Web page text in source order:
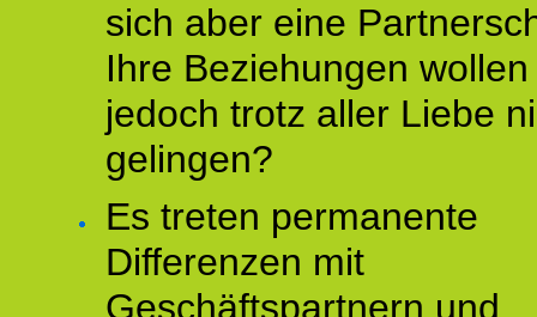
sich aber eine
Ihre Beziehungen wollen
jedoch trotz aller Liebe
gelingen?
Es treten permanente
Differenzen mit
Geschäftspartnern und